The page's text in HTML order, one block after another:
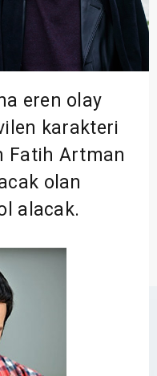
eren olay
karakteri
Fatih Artman
olan
alacak.